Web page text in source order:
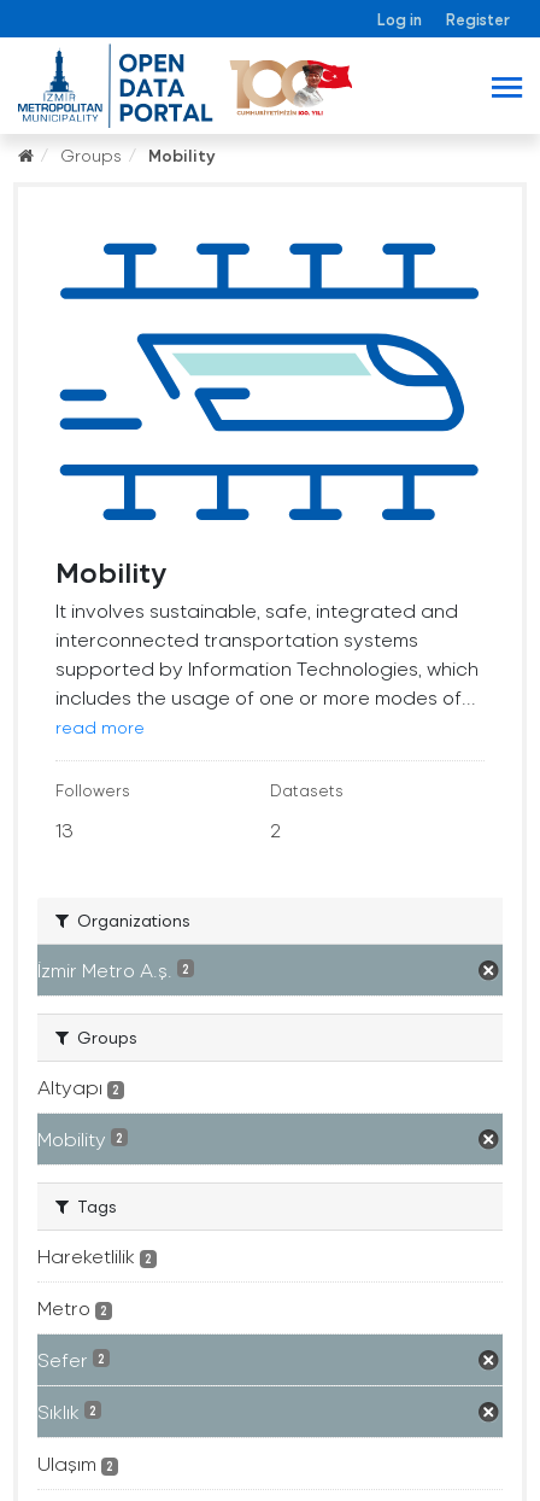
Log in Register
Groups Mobility
Mobility
It involves sustainable, safe, integrated and
interconnected transportation systems
supported by Information Technologies, which
includes the usage of one or more modes of...
read more
Followers
13
Datasets
2
Organizations
İzmir Metro A.ş. 2
Groups
Altyapı 2
Mobility 2
Tags
Hareketlilik 2
Metro 2
Sefer 2
Sıklık 2
Ulaşım 2